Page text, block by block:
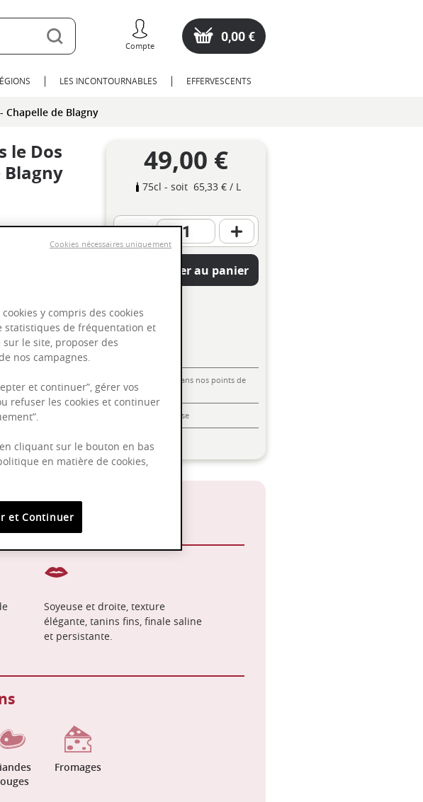
Compte
0,00 €
LES INCONTOURNABLES EFFERVESCENTS
Chapelle de Blagny
le Dos
Blagny
49,00 €
75cl - soit 65,33 €/ L
Ajouter au panier
Livraison offerte dans nos points de
vente
Emballage anti-casse
Paiement sécurisé
Soyeuse et droite, texture
élégante, tanins fins, finale saline
et persistante.
Fromages
y compris des cookies
statistiques de fréquentation et
le site, proposer des
nos campagnes.
et continuer”, gérer vos
refuser les cookies et continuer
cliquant sur le bouton en bas
en matière de cookies,
et Continuer
Cookies nécessaires uniquement